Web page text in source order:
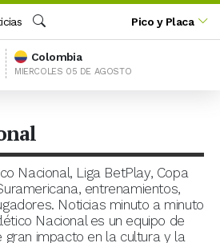
Buscar
Pico y Placa
Colombia
MIERCOLES 05 DE AGOSTO
Nacional, Liga BetPlay, Copa
entrenamientos,
Noticias minuto a minuto
Nacional es un equipo de
impacto en la cultura y la